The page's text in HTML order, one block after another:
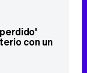
con un